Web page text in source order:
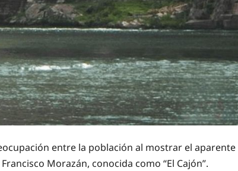
entre la población al mostrar el aparente
Morazán, conocida como “El Cajón”.